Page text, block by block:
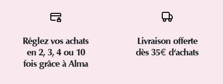
Réglez vos achats
en 2, 3, 4 ou 10
fois grâce à Alma
Livraison offerte
dès 35€ d'achats